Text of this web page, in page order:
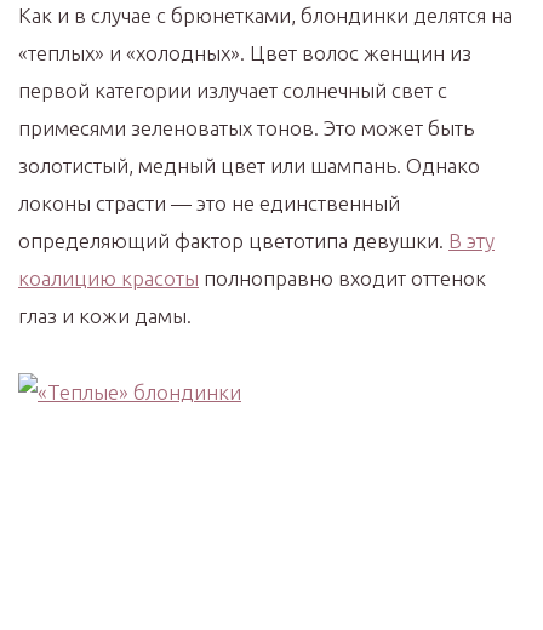
Как и в случае с брюнетками, блондинки делятся на
«теплых» и «холодных». Цвет волос женщин из
первой категории излучает солнечный свет с
примесями зеленоватых тонов. Это может быть
золотистый, медный цвет или шампань. Однако
локоны страсти — это не единственный
определяющий фактор цветотипа девушки. В эту
коалицию красоты полноправно входит оттенок
глаз и кожи дамы.